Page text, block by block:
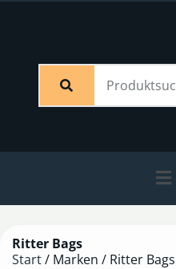
Ritter Bags
Start/ Marken / Ritter Bags